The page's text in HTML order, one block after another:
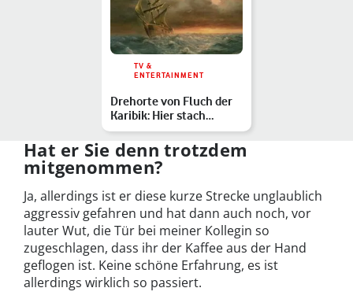
TV &
ENTERTAINMENT
Drehorte von Fluch der
Karibik: Hier stach
Captain Jack Sparrow i…
Hat er Sie denn trotzdem
mitgenommen?
Ja, allerdings ist er diese kurze Strecke unglaublich
aggressiv gefahren und hat dann auch noch, vor
lauter Wut, die Tür bei meiner Kollegin so
zugeschlagen, dass ihr der Kaffee aus der Hand
geflogen ist. Keine schöne Erfahrung, es ist
allerdings wirklich so passiert.